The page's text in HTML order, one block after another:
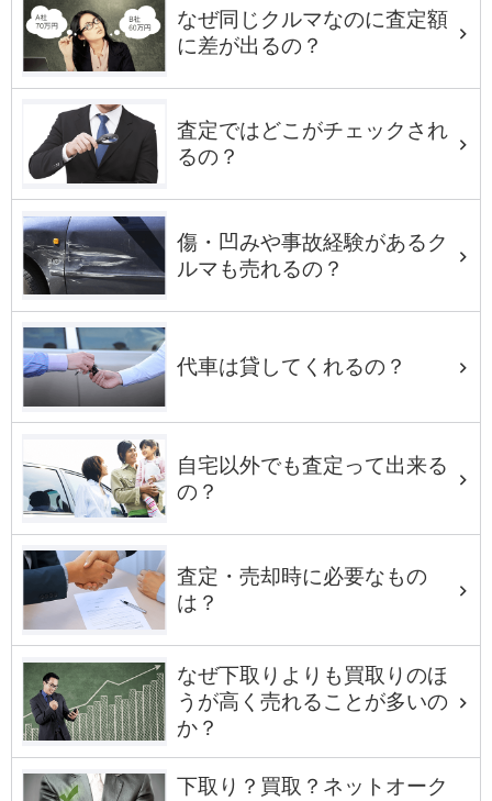
なぜ同じクルマなのに査定額
に差が出るの？
査定ではどこがチェックされ
るの？
傷・凹みや事故経験があるク
ルマも売れるの？
代車は貸してくれるの？
自宅以外でも査定って出来る
の？
査定・売却時に必要なもの
は？
なぜ下取りよりも買取りのほ
うが高く売れることが多いの
か？
下取り？買取？ネットオーク